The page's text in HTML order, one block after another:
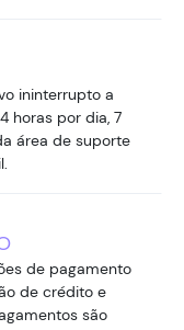
ininterrupto a
horas por dia, 7
área de suporte
de pagamento
de crédito e
são